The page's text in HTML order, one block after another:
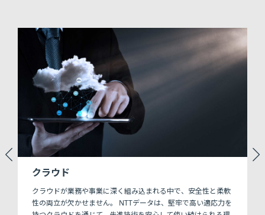
クラウド
クラウドが業務や事業に深く組み込まれる中で、安全性と柔軟
性の両立が欠かせません。 NTTデータは、堅牢で高い適応力を